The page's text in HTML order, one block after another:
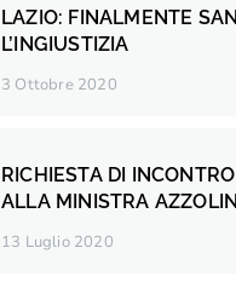
LAZIO: FINALMENTE
L’INGIUSTIZIA
3 Ottobre 2020
RICHIESTA DI
ALLA MINISTRA
13 Luglio 2020